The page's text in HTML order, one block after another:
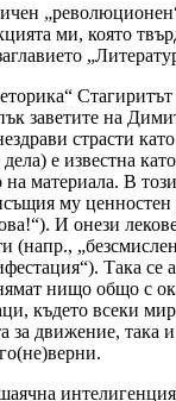
ми, която
Стагиритът
заветите на
страсти
е известна
материала. В
му
И онези
Така
нищо общо с
където всеки
за движение,